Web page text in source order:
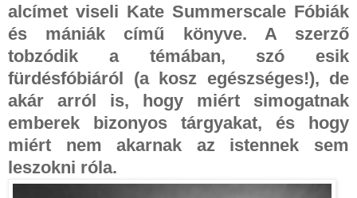
alcímet viseli Kate Summerscale Fóbiák
és mániák című könyve. A szerző
tobzódik a témában, szó esik
fürdésfóbiáról (a kosz egészséges!), de
akár arról is, hogy miért simogatnak
emberek bizonyos tárgyakat, és hogy
miért nem akarnak az istennek sem
leszokni róla.